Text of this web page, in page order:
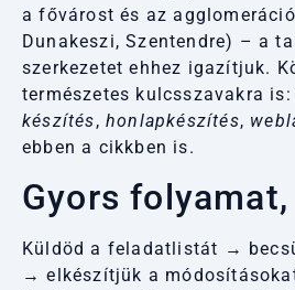
a fővárost és az
Dunakeszi, Szentendre) – a
szerkezetet ehhez igazítjuk.
természetes kulcsszavakra is:
készítés,honlapkészítés,
ebben a cikkben is.
Gyors
Küldöd a feladatlistát →
→ elkészítjük a